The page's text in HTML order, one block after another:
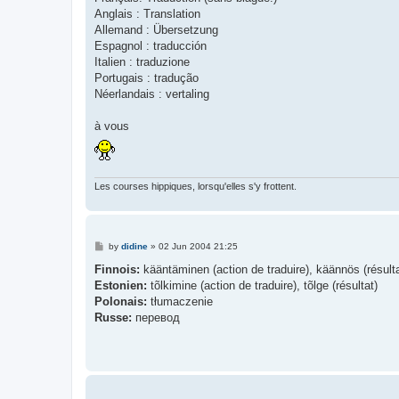
Anglais : Translation
Allemand : Übersetzung
Espagnol : traducción
Italien : traduzione
Portugais : tradução
Néerlandais : vertaling
à vous
Les courses hippiques, lorsqu'elles s'y frottent.
P
s
by didine» 02 Jun 2004 21:25
Finnois: kääntäminen (action de traduire), käännös
Estonien: tõlkimine (action de traduire), tõlge (résultat)
Polonais: tłumaczenie
Russe: перевод